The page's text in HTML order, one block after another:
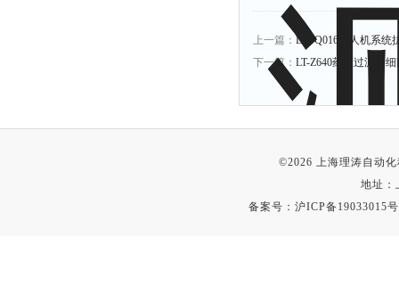
上一篇： LT-JQ016无人机系统
下一篇： LT-Z640药液过滤器
©2026 上海理涛自动
地址：
备案号： 沪ICP备19033015